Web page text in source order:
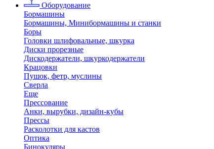
Оборудование
Бормашины
Бормашины, Минибормашины и станки
Боры
Головки шлифовальные, шкурка
Диски прорезные
Дискодержатели, шкуркодержатели
Крацовки
Пушок, фетр, муслины
Сверла
Еще
Прессование
Анки, вырубки, дизайн-кубы
Прессы
Расколотки для кастов
Оптика
Бинокуляры